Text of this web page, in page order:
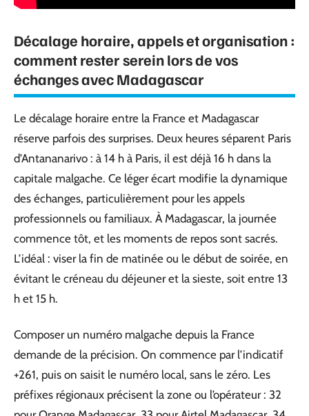
Décalage horaire, appels et organisation :
comment rester serein lors de vos
échanges avec Madagascar
Le décalage horaire entre la France et Madagascar
réserve parfois des surprises. Deux heures séparent Paris
d’Antananarivo : à 14 h à Paris, il est déjà 16 h dans la
capitale malgache. Ce léger écart modifie la dynamique
des échanges, particulièrement pour les appels
professionnels ou familiaux. À Madagascar, la journée
commence tôt, et les moments de repos sont sacrés.
L’idéal : viser la fin de matinée ou le début de soirée, en
évitant le créneau du déjeuner et la sieste, soit entre 13
h et 15 h.
Composer un numéro malgache depuis la France
demande de la précision. On commence par l’indicatif
+261, puis on saisit le numéro local, sans le zéro. Les
préfixes régionaux précisent la zone ou l’opérateur : 32